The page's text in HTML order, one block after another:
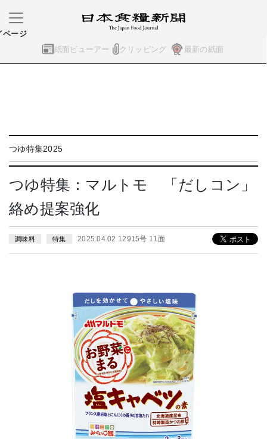
紙面ビューアー クリッピング 最新の紙面
ページ
つゆ特集2025
つゆ特集：マルトモ 「だしコン」
絡め提案強化
調味料 特集 2025.04.02 12915号 11面